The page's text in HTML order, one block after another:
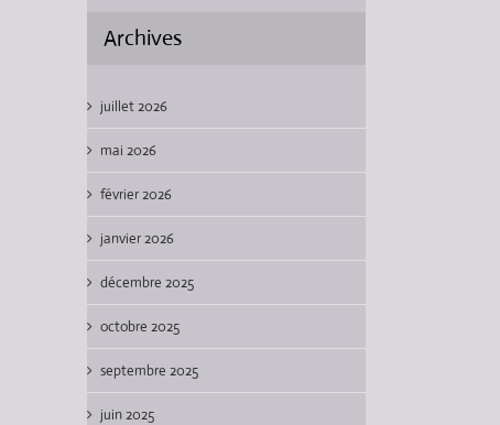
Archives
juillet 2026
mai 2026
février 2026
janvier 2026
décembre 2025
octobre 2025
septembre 2025
juin 2025